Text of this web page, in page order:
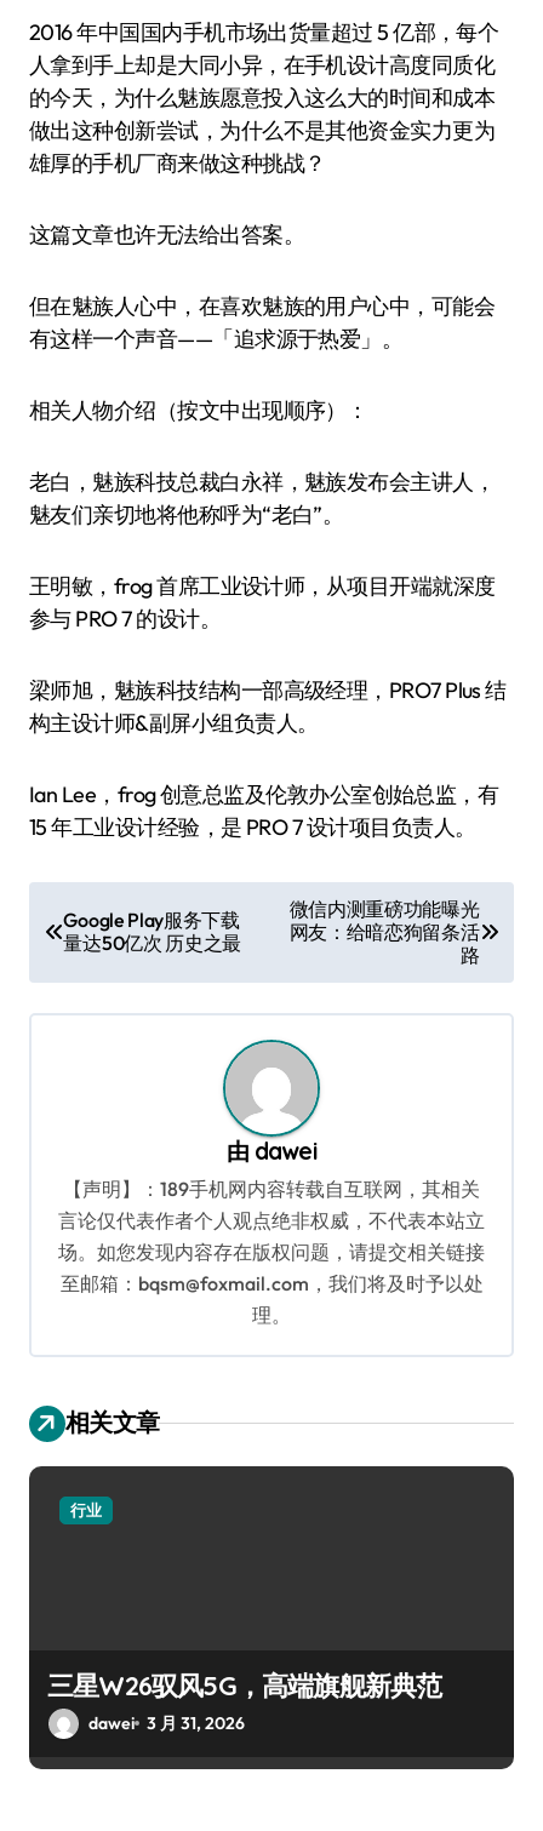
2016 年中国国内手机市场出货量超过 5 亿部，每个
人拿到手上却是大同小异，在手机设计高度同质化
的今天，为什么魅族愿意投入这么大的时间和成本
做出这种创新尝试，为什么不是其他资金实力更为
雄厚的手机厂商来做这种挑战？
这篇文章也许无法给出答案。
但在魅族人心中，在喜欢魅族的用户心中，可能会
有这样一个声音——「追求源于热爱」。
相关人物介绍（按文中出现顺序）：
老白，魅族科技总裁白永祥，魅族发布会主讲人，
魅友们亲切地将他称呼为“老白”。
王明敏，frog 首席工业设计师，从项目开端就深度
参与 PRO 7 的设计。
梁师旭，魅族科技结构一部高级经理，PRO7 Plus 结
构主设计师&副屏小组负责人。
Ian Lee，frog 创意总监及伦敦办公室创始总监，有
15 年工业设计经验，是 PRO 7 设计项目负责人。
章
导
航
Google Play服务下载
量达50亿次 历史之最
微信内测重磅功能曝光
网友：给暗恋狗留条活
路
由 dawei
【声明】：189手机网内容转载自互联网，其相关
言论仅代表作者个人观点绝非权威，不代表本站立
场。如您发现内容存在版权问题，请提交相关链接
至邮箱：bqsm@foxmail.com，我们将及时予以处
理。
相关文章
行业
三星W26驭风5G，高端旗舰新典范
dawei 3 月 31, 2026